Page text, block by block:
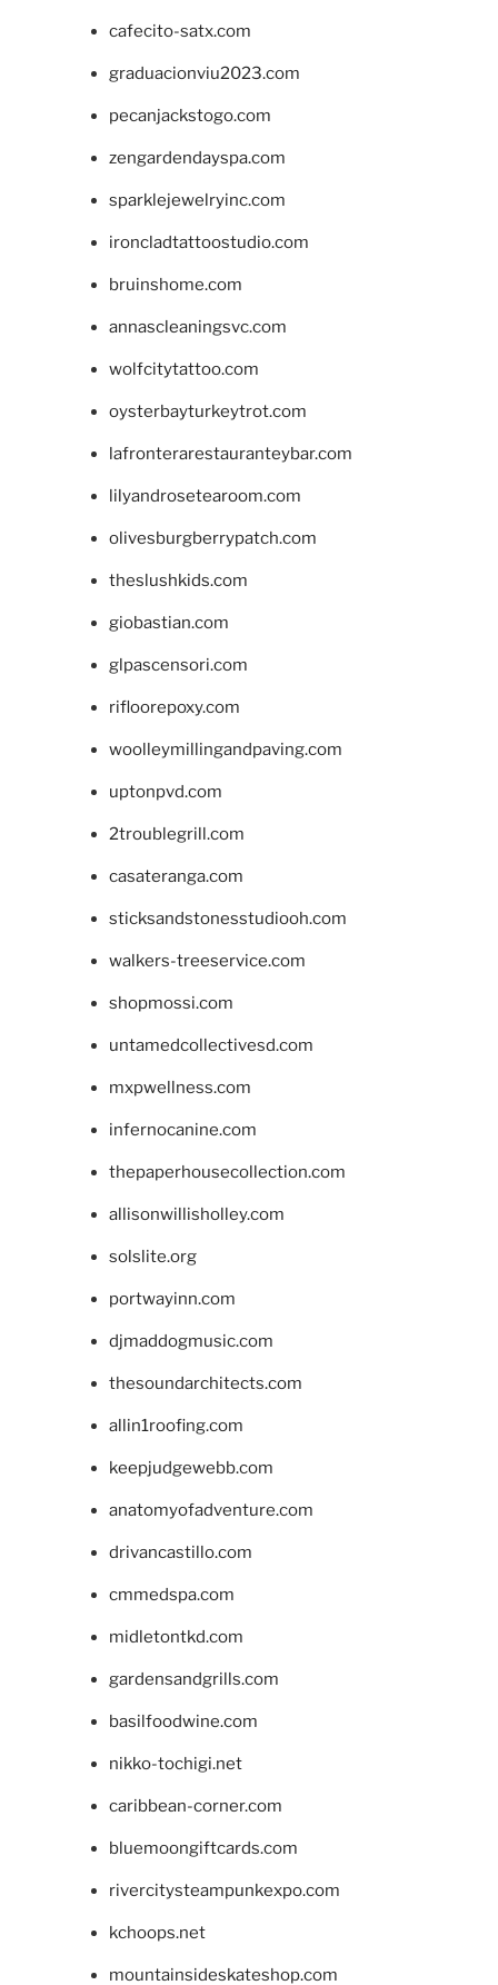
cafecito-satx.com
graduacionviu2023.com
pecanjackstogo.com
zengardendayspa.com
sparklejewelryinc.com
ironcladtattoostudio.com
bruinshome.com
annascleaningsvc.com
wolfcitytattoo.com
oysterbayturkeytrot.com
lafronterarestauranteybar.com
lilyandrosetearoom.com
olivesburgberrypatch.com
theslushkids.com
giobastian.com
glpascensori.com
rifloorepoxy.com
woolleymillingandpaving.com
uptonpvd.com
2troublegrill.com
casateranga.com
sticksandstonesstudiooh.com
walkers-treeservice.com
shopmossi.com
untamedcollectivesd.com
mxpwellness.com
infernocanine.com
thepaperhousecollection.com
allisonwillisholley.com
solslite.org
portwayinn.com
djmaddogmusic.com
thesoundarchitects.com
allin1roofing.com
keepjudgewebb.com
anatomyofadventure.com
drivancastillo.com
cmmedspa.com
midletontkd.com
gardensandgrills.com
basilfoodwine.com
nikko-tochigi.net
caribbean-corner.com
bluemoongiftcards.com
rivercitysteampunkexpo.com
kchoops.net
mountainsideskateshop.com